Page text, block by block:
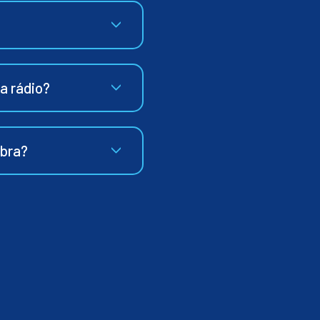
rádio?